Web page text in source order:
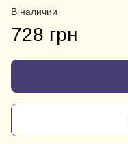
В наличии
728 грн